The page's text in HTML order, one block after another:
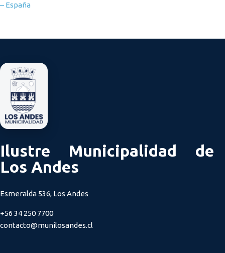
– España
Ilustre Municipalidad de
Los Andes
Esmeralda 536, Los Andes
+56 34 250 7700
contacto@munilosandes.cl